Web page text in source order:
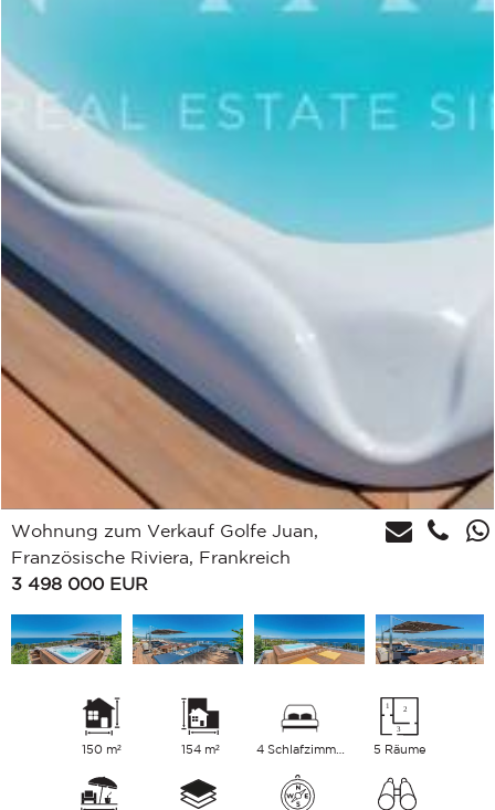
Wohnung zum Verkauf Golfe Juan,
Französische Riviera, Frankreich
3 498 000 EUR
150 m² 154 m² 4 Schlafzimmer 5 Räume